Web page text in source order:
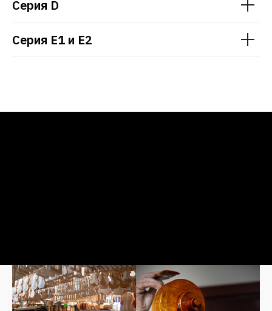
Серия D
Серия E1 и E2